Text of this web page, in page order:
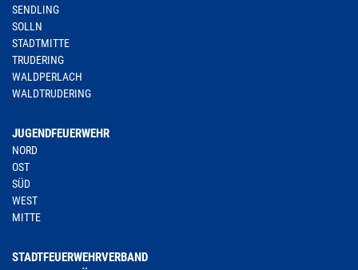
SENDLING
SOLLN
STADTMITTE
TRUDERING
WALDPERLACH
WALDTRUDERING
JUGENDFEUERWEHR
NORD
OST
SÜD
WEST
MITTE
STADTFEUERWEHRVERBAND